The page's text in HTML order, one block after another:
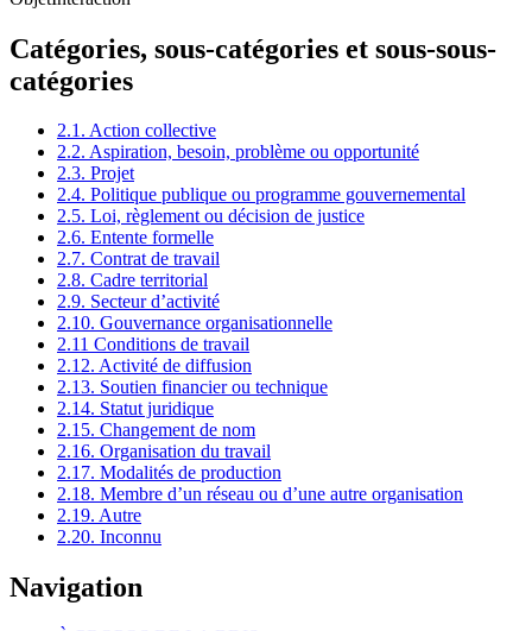
Catégories, sous-catégories et sous-sous-
catégories
2.1. Action collective
2.2. Aspiration, besoin, problème ou opportunité
2.3. Projet
2.4. Politique publique ou programme gouvernemental
2.5. Loi, règlement ou décision de justice
2.6. Entente formelle
2.7. Contrat de travail
2.8. Cadre territorial
2.9. Secteur d’activité
2.10. Gouvernance organisationnelle
2.11 Conditions de travail
2.12. Activité de diffusion
2.13. Soutien financier ou technique
2.14. Statut juridique
2.15. Changement de nom
2.16. Organisation du travail
2.17. Modalités de production
2.18. Membre d’un réseau ou d’une autre organisation
2.19. Autre
2.20. Inconnu
Navigation